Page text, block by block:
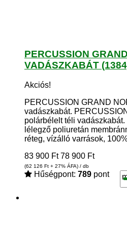
PERCUSSION
VADÁSZKABÁT
Akciós!
PERCUSSION GRAND
vadászkabát.
polárbélelt téli
lélegző poliuretán
réteg, vízálló varrások,
83 900 Ft 78 900 Ft
(62 126 Ft + 27% ÁFA) / db
Hűségpont: 789 pont